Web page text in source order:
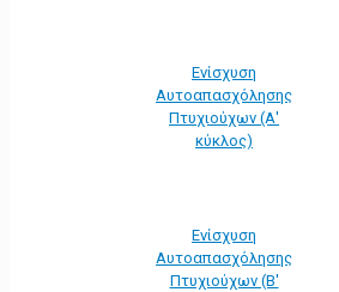
Ενίσχυση
Αυτοαπασχόλησης
Πτυχιούχων (Α'
κύκλος)
Ενίσχυση
Αυτοαπασχόλησης
Πτυχιούχων (Β'